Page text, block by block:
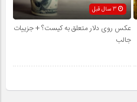
عکس روی دلار متعلق به کیست؟ + جزییات
جالب